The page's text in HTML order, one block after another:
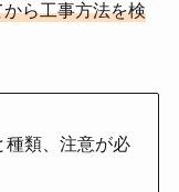
ら工事方法を検
種類、注意が必